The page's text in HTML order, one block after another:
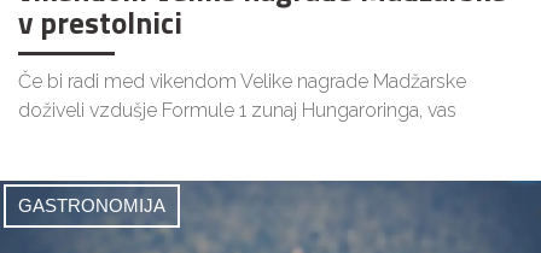
v prestolnici
Če bi radi med vikendom Velike nagrade Madžarske
doživeli vzdušje Formule 1 zunaj Hungaroringa, vas
GASTRONOMIJA